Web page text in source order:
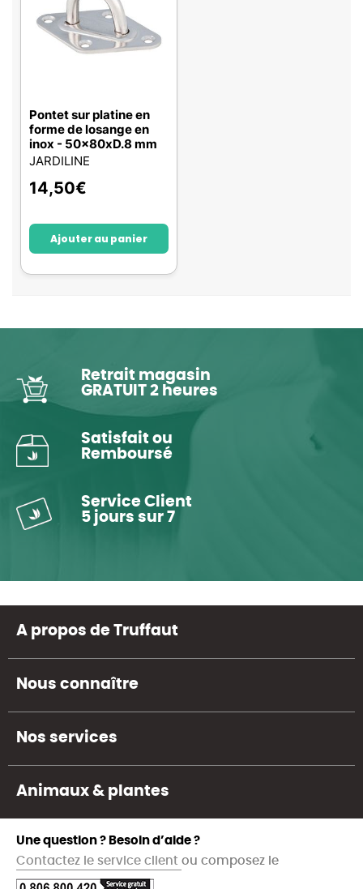
Pontet sur platine en
forme de losange en
inox - 50x80xD.8 mm
JARDILINE
14,50€
Ajouter au panier
Retrait magasin
GRATUIT 2 heures
Satisfait ou
Remboursé
Service Client
5 jours sur 7
A propos de Truffaut
Nous connaître
Nos services
Animaux & plantes
Une question ? Besoin d’aide ?
Contactez le service client ou composez le